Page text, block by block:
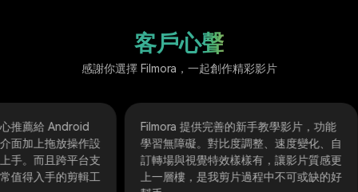
客戶心聲
感謝你選擇 Filmora，一起創作精彩影片
Filmora 提供完善的新手教學影片，功能
學習無障礙。對比度調整、速度變化、自
訂轉場與視覺特效樣樣有，讓影片質感更
上一層樓，是我剪片過程中不可或缺的好
新版本表現超出
bug 問題全面改
和效能最佳化，
說，它是目前